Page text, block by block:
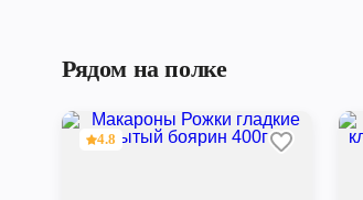
Рядом на полке
4.8